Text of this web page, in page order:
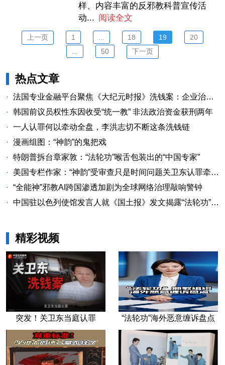
样、内容丰富的反邪教科普宣传活
动... 阅读全文
上一页 1 18 19
20
50 下一页
热点文章
· 法国专业金融平台聚焦《大纪元时报》洗钱案：企业治理漏洞与监管警示
· 韩国前议员权性东因收受“统一教” 非法政治资金获刑两年
· 一人认罪何以牵动全盘，李洪志切不断这条洗钱链
· 漫画组图：“神韵”的鬼把戏
· 特朗普拆台章家敦：“法轮功”喉舌包装出的“中国专家”
·
美国专栏作家：“神韵”受审查只是时间问题关卫东认罪牵出与《大纪元时报》资金链条
· “全能神”邪教AI跨国渗透加剧为全球网络治理敲响警钟
· 中国驻以色列使馆发言人就《国土报》发文揭露“法轮功”邪教本质答记者问
精彩视频
突发！关卫东当庭认罪 “法轮功”海外恶意缠诉盘点